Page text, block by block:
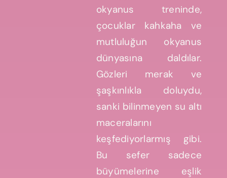
okyanus treninde,
çocuklar kahkaha ve
mutluluğun okyanus
dünyasına daldılar.
Gözleri merak ve
şaşkınlıkla doluydu,
sanki bilinmeyen su altı
maceralarını
keşfediyorlarmış gibi.
Bu sefer sadece
büyümelerine eşlik